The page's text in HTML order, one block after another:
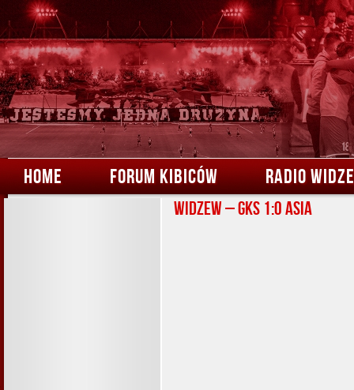
HOME FORUM KIBICÓW RADIO
Widzew – GKS 1:0 Asia